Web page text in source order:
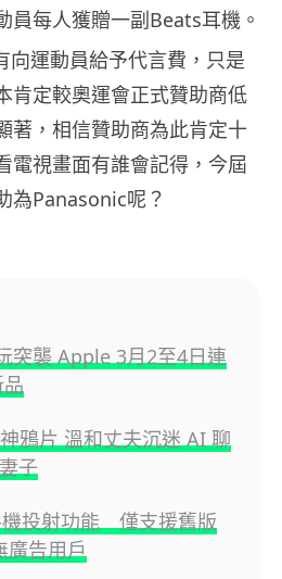
員每人獲贈一副Beats耳機。
向運動員給予代言費，只是
肯定較奧運會正式贊助商低
著，相信贊助商為此肯定十
電視畫面有誰會記得，今屆
為Panasonic呢？
突襲 Apple 3月2至4日連
鴉片 溫和丈夫沉迷 AI 聊
子
投射功能 僅支援舊版
廣告用戶